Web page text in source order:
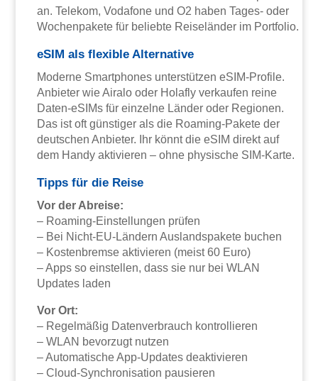
an. Telekom, Vodafone und O2 haben Tages- oder
Wochenpakete für beliebte Reiseländer im Portfolio.
eSIM als flexible Alternative
Moderne Smartphones unterstützen eSIM-Profile.
Anbieter wie Airalo oder Holafly verkaufen reine
Daten-eSIMs für einzelne Länder oder Regionen.
Das ist oft günstiger als die Roaming-Pakete der
deutschen Anbieter. Ihr könnt die eSIM direkt auf
dem Handy aktivieren – ohne physische SIM-Karte.
Tipps für die Reise
Vor der Abreise:
– Roaming-Einstellungen prüfen
– Bei Nicht-EU-Ländern Auslandspakete buchen
– Kostenbremse aktivieren (meist 60 Euro)
– Apps so einstellen, dass sie nur bei WLAN
Updates laden
Vor Ort:
– Regelmäßig Datenverbrauch kontrollieren
– WLAN bevorzugt nutzen
– Automatische App-Updates deaktivieren
– Cloud-Synchronisation pausieren